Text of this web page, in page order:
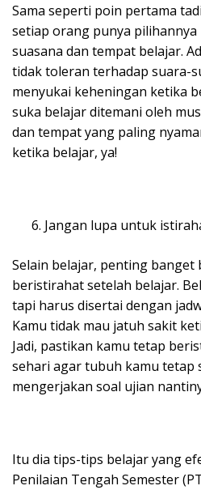
Sama seperti poin pertama
setiap orang punya
suasana dan tempat belajar.
tidak toleran terhadap suara-
menyukai keheningan ketika
suka belajar ditemani oleh
dan tempat yang paling
ketika belajar, ya!
Jangan lupa untuk
Selain belajar, penting
beristirahat setelah belajar.
tapi harus disertai dengan
Kamu tidak mau jatuh sakit
Jadi, pastikan kamu tetap
sehari agar tubuh kamu tetap
mengerjakan soal ujian
Itu dia tips-tips belajar yang
Penilaian Tengah Semester